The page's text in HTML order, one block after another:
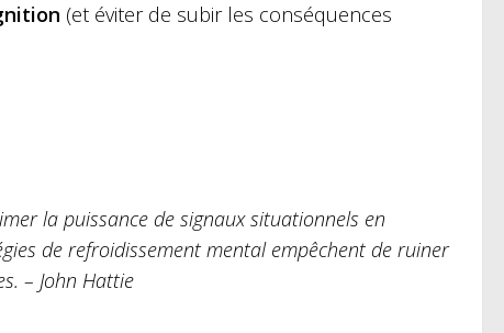
(et éviter de subir les conséquences
la puissance de signaux situationnels en
de refroidissement mental empêchent de ruiner
– John Hattie